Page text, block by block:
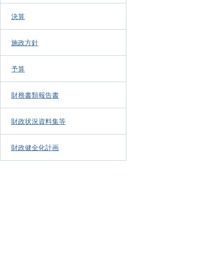
決算
施政方針
予算
財務書類報告書
財政状況資料集等
財政健全化計画